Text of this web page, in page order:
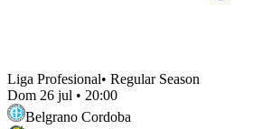
Liga Profesional• Regular Season
Dom 26 jul • 20:00
Belgrano Cordoba